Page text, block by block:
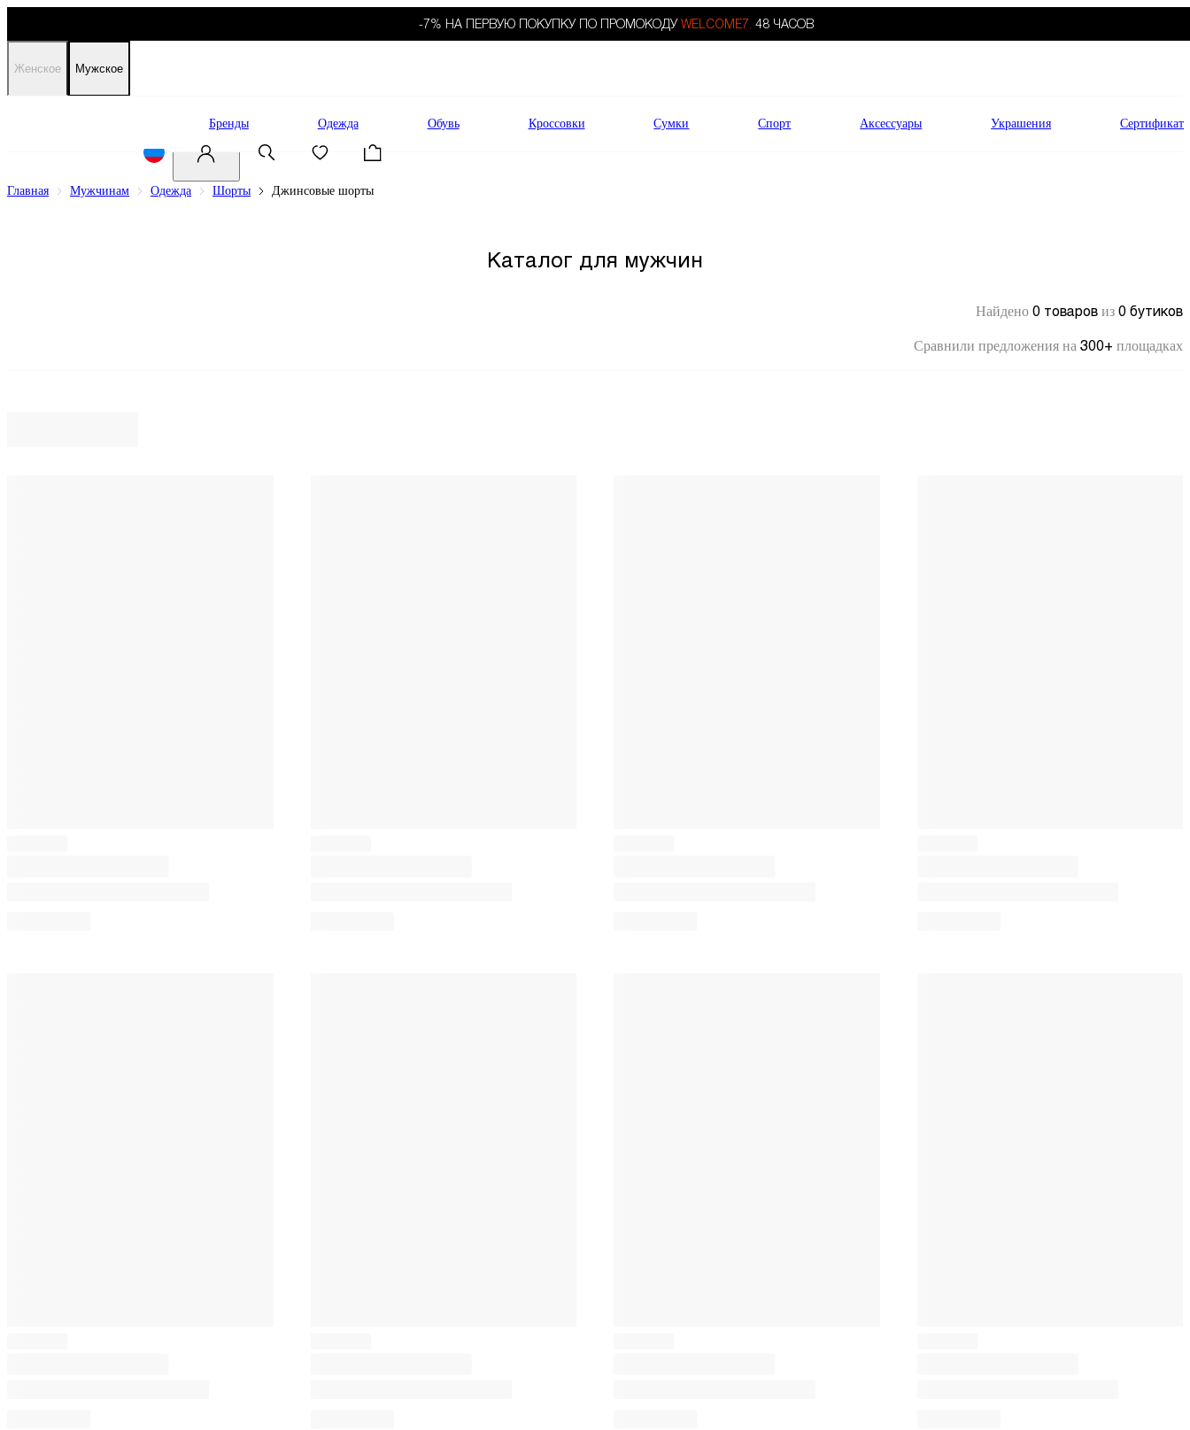
-7% НА ПЕРВУЮ ПОКУПКУ ПО ПРОМОКОДУ WELCOME7. 48 ЧАСОВ
Женское Мужское
Бренды Одежда Обувь Кроссовки Сумки Спорт Аксессуары Украшения Сертификат
Главная Мужчинам Одежда Шорты Джинсовые шорты
Каталог для мужчин
Найдено 0 товаров из 0 бутиков
Сравнили предложения на 300+ площадках